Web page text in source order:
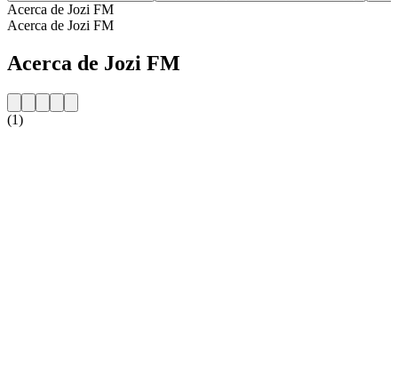
Acerca de Jozi FM
Acerca de Jozi FM
Acerca de Jozi FM
(1)